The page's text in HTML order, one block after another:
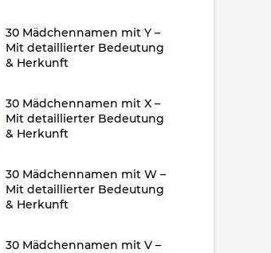
30 Mädchennamen mit Y –
Mit detaillierter Bedeutung
& Herkunft
30 Mädchennamen mit X –
Mit detaillierter Bedeutung
& Herkunft
30 Mädchennamen mit W –
Mit detaillierter Bedeutung
& Herkunft
30 Mädchennamen mit V –